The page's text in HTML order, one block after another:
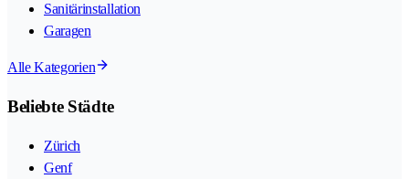
Sanitärinstallation
Garagen
Alle Kategorien
Beliebte Städte
Zürich
Genf